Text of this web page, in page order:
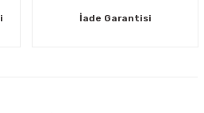
İade Garantisi